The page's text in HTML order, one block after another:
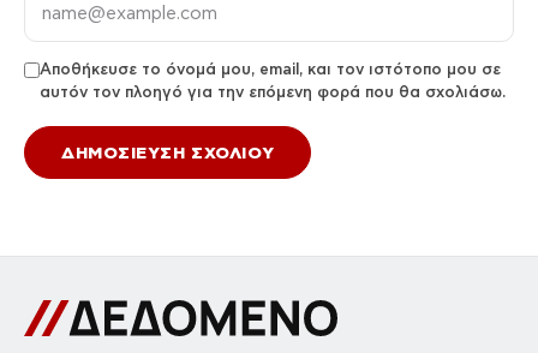
Αποθήκευσε το όνομά μου, email, και τον ιστότοπο μου σε
αυτόν τον πλοηγό για την επόμενη φορά που θα σχολιάσω.